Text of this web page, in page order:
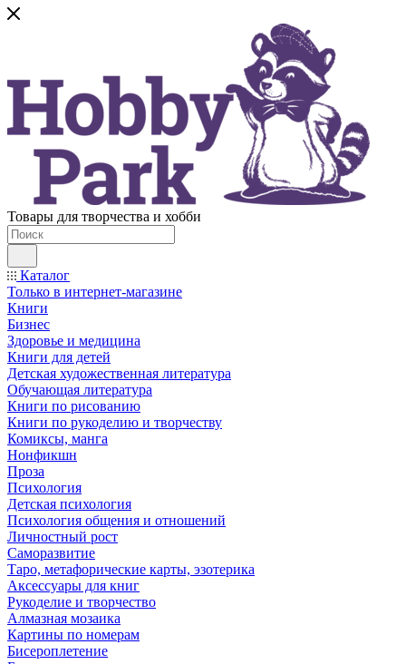
Товары для творчества и хобби
Каталог
Только в интернет-магазине
Книги
Бизнес
Здоровье и медицина
Книги для детей
Детская художественная литература
Обучающая литература
Книги по рисованию
Книги по рукоделию и творчеству
Комиксы, манга
Нонфикшн
Проза
Психология
Детская психология
Психология общения и отношений
Личностный рост
Саморазвитие
Таро, метафорические карты, эзотерика
Аксессуары для книг
Рукоделие и творчество
Алмазная мозаика
Картины по номерам
Бисероплетение